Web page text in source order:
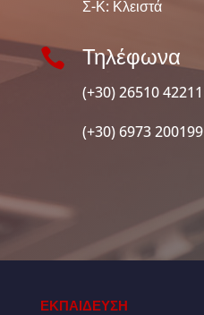
Σ-Κ: Κλειστά
 Τηλέφωνα
(+30) 26510 42211
(+30) 6973 200199
ΕΚΠΑΙΔΕΥΣΗ